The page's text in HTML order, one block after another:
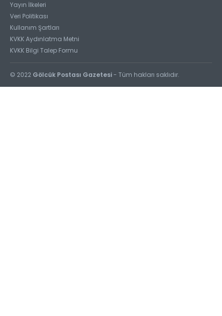
Yayın İlkeleri
Veri Politikası
Kullanım Şartları
KVKK Aydınlatma Metni
KVKK Bilgi Talep Formu
© 2022 Gölcük Postası Gazetesi- Tüm hakları saklıdır.